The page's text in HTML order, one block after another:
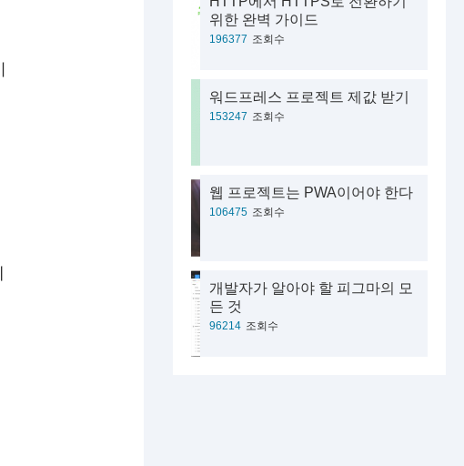
위한 완벽 가이드
196377 조회수
워드프레스 프로젝트 제값 받기
153247 조회수
웹 프로젝트는 PWA이어야 한다
106475 조회수
개발자가 알아야 할 피그마의 모
든 것
96214 조회수